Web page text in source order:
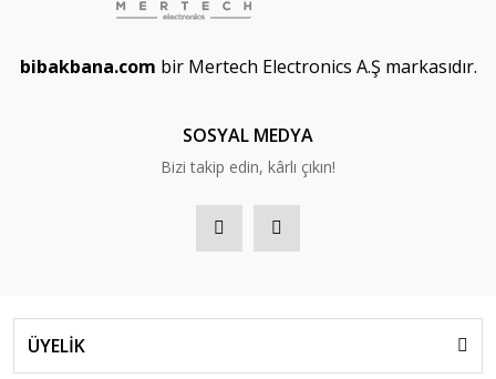
bibakbana.com bir Mertech Electronics A.Ş markasıdır.
SOSYAL MEDYA
Bizi takip edin, kârlı çıkın!
ÜYELİK